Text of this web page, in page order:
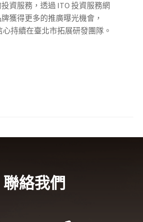
資服務，透過 ITO 投資服務網
獲得更多的推廣曝光機會，
心持續在臺北市拓展研發團隊。
聯絡我們